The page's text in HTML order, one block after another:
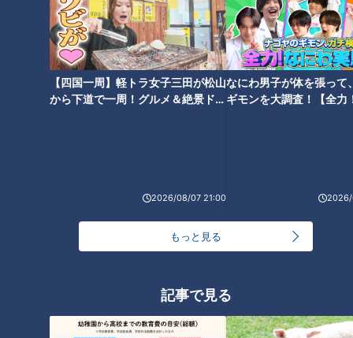
【四国一周】軽トラ女子三田が松山
から下道で一周！グルメ＆絶景ドラ
2026/08/07 21:00
なにわ男子が体を張って
ギモンを大調査！【全力
2026/
もっと見る
記事で見る
質問「ドアラとはどんな会話をしている？」
田島投手:「めちゃくちゃ仲良くしてもらっていて、いつも下
らないことばっかですけど、僕のお腹さわって『腹出てんな』
みたいなこと言ってきますね笑」
（谷繁さんに厳しくされることはなかったか？）僕が経験が少
ったので、もっと考えて投げろと意図を持って投げてこいと言
質問「よくご飯に連れていく後輩は？」